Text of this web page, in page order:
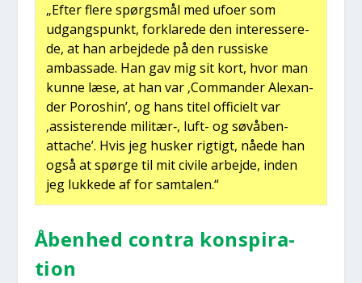
„Efter fle­re spørgs­mål med ufo­er som
udgangs­punkt, for­kla­re­de den inter­es­se­re­
de, at han arbej­de­de på den rus­si­ske
ambas­sa­de. Han gav mig sit kort, hvor man
kun­ne læse, at han var ‚Com­man­der Ale­xan­
der Por­os­hin’, og hans titel offi­ci­elt var
‚assi­ste­ren­de militær‑, luft- og søvå­ben-
atta­che’. Hvis jeg husker rig­tigt, nåe­de han
også at spør­ge til mit civi­le arbej­de, inden
jeg luk­ke­de af for sam­ta­len.“
Åben­hed con­tra kon­spira­
tion